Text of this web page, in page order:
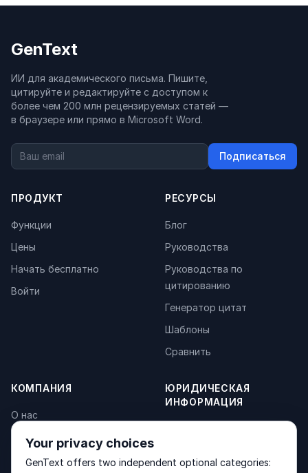
GenText
ИИ для академического письма. Пишите,
цитируйте и редактируйте с доступом к
более чем 200 млн рецензируемых статей —
в браузере или прямо в Microsoft Word.
Подписаться
ПРОДУКТ
Функции
Цены
Начать бесплатно
Войти
РЕСУРСЫ
Блог
Руководства
Руководства по
цитированию
Генератор цитат
Шаблоны
Сравнить
КОМПАНИЯ
О нас
Контакты
Продукты
ЮРИДИЧЕСКАЯ
ИНФОРМАЦИЯ
Your privacy choices
GenText offers two independent optional categories: